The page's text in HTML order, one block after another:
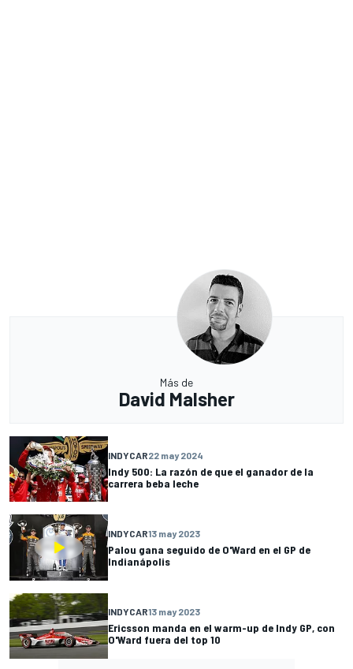
Más de
David Malsher
INDYCAR22 may 2024
Indy 500: La razón de que el ganador de la
carrera beba leche
INDYCAR13 may 2023
Palou gana seguido de O'Ward en el GP de
Indianápolis
INDYCAR13 may 2023
Ericsson manda en el warm-up de Indy GP, con
O'Ward fuera del top 10